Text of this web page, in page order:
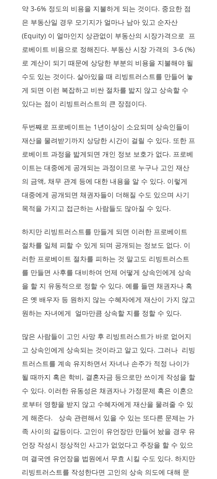
약 3-6% 정도의 비용을 지불하게 되는 것이다. 중요한 점
은 부동산일 경우 모기지가 얼마나 남아 있고 순자산
(Equity) 이 얼마인지 상관없이 부동산의 시장가격으로 프
로베이트 비용으로 정해진다. 부동산 시장 가격의 3-6 (%)
로 계산이 되기 때문에 상당한 부분의 비용을 지불해야 될
수도 있는 것이다. 살아있을 때 리빙트러스트를 만들어 놓
게 되면 이런 복잡하고 비싼 절차를 밟지 않고 상속할 수
있다는 점이 리빙트러스트의 큰 장점이다.
두번째로 프로베이트는 1년이상이 소요되며 상속인들이
재산을 물려받기까지 상당한 시간이 걸릴 수 있다. 또한 프
로베이트 과정을 밟게되면 개인 정보 보호가 없다. 프로베
이트는 대중에게 공개되는 과정이므로 누구나 고인 재산
의 금액, 채무 관계 등에 대한 내용을 알 수 있다. 이렇게
대중에게 공개되면 채권자들이 더해질 수도 있으며 사기
목적을 가지고 접근하는 사람들도 많아질 수 있다.
하지만 리빙트러스트를 만들게 되면 이러한 프로베이트
절차를 일체 피할 수 있게 되며 공개되는 정보도 없다. 이
러한 프로베이트 절차를 피하는 것 말고도 리빙트러스트
를 만들면 사후를 대비하여 언제 어떻게 상속인에게 상속
을 할 지 유동적으로 정할 수 있다. 예를 들면 채권자나 혹
은 옛 배우자 등 원하지 않는 수혜자에게 재산이 가지 않고
원하는 자녀에게 얼마만큼 상속할 지를 정할 수 있다.
많은 사람들이 고인 사망 후 리빙트러스트가 바로 없어지
고 상속인에게 상속되는 것이라고 알고 있다. 그러나 리빙
트러스트를 계속 유지하면서 자녀나 손주가 적정 나이가
될 때까지 혹은 학비, 결혼자금 등으로만 쓰이게 작성을 할
수 있다. 이러한 유동성은 채권자나 가정문제 혹은 이혼으
로부터 영향을 받지 않고 수혜자에게 재산을 물려줄 수 있
게 해준다. 상속 관련해서 있을 수 있는 또다른 문제는 가
족 사이의 갈등이다. 고인이 유언장만 만들어 놨을 경우 유
언장 작성시 정상적인 사고가 없었다고 주장을 할 수 있으
며 결국엔 유언장을 법원에서 무효 시킬 수도 있다. 하지만
리빙트러스트를 작성한다면 고인의 상속 의도에 대해 문